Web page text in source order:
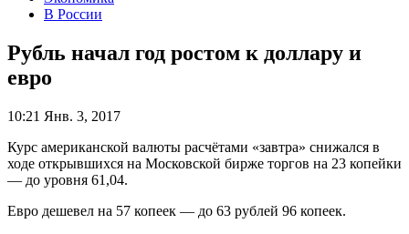
В России
Рубль начал год ростом к доллару и
евро
10:21 Янв. 3, 2017
Курс американской валюты расчётами «завтра» снижался в
ходе открывшихся на Московской бирже торгов на 23 копейки
— до уровня 61,04.
Евро дешевел на 57 копеек — до 63 рублей 96 копеек.